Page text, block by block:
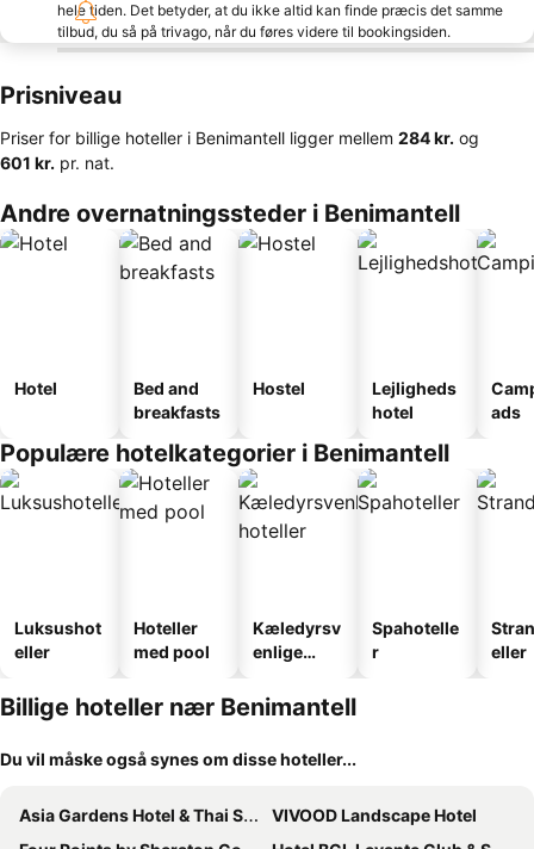
hele tiden. Det betyder, at du ikke altid kan finde præcis det samme
tilbud, du så på trivago, når du føres videre til bookingsiden.
Prisniveau
Priser for billige hoteller i Benimantell ligger mellem ‎284 kr. og
‎601 kr. pr. nat.
Andre overnatningssteder i Benimantell
Hotel
Bed and
breakfasts
Hostel
Lejligheds
hotel
ads
Populære hotelkategorier i Benimantell
Luksushot
eller
Hoteller
med pool
Kæledyrsv
enlige
Spahotelle
r
eller
Billige hoteller nær Benimantell
Du vil måske også synes om disse hoteller...
Asia Gardens Hotel & Thai Spa, a Royal Hideaway Hotel
VIVOOD Landscape Hotel